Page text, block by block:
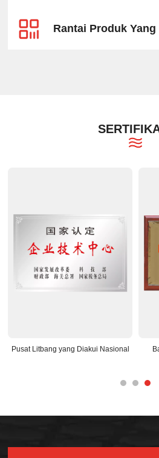
Rantai Produk Yang
Pusat Litbang yang Diakui Nasional